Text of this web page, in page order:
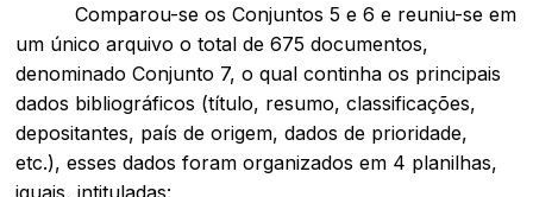
Comparou-se os Conjuntos 5 e 6 e reuniu-se em
um único arquivo o total de 675 documentos,
denominado Conjunto 7, o qual continha os principais
dados bibliográficos (título, resumo, classificações,
depositantes, país de origem, dados de prioridade,
etc.), esses dados foram organizados em 4 planilhas,
iguais, intituladas: